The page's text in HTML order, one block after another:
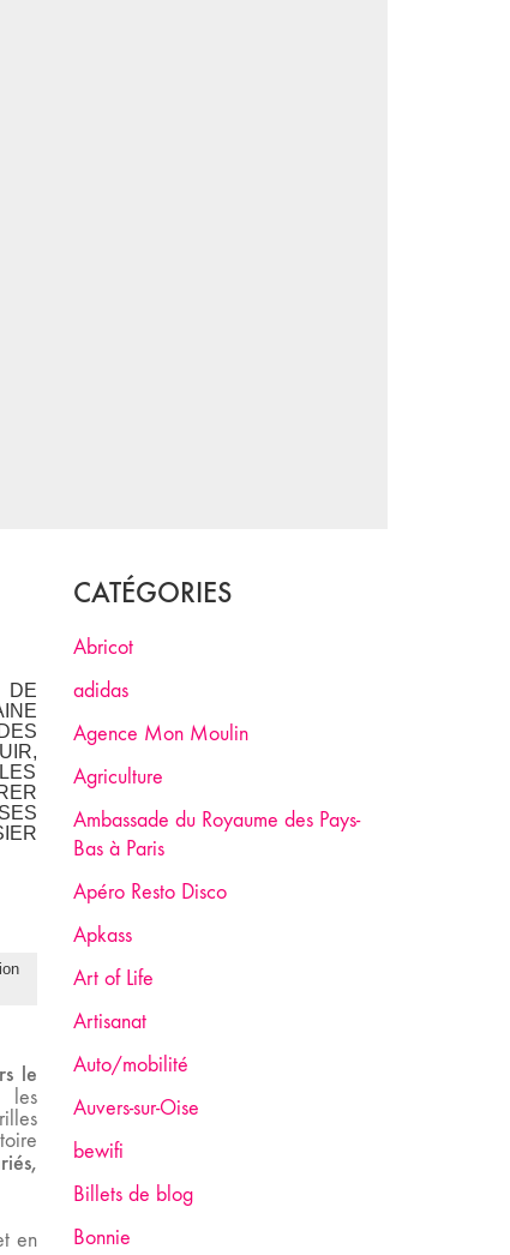
DE
le
les
en
CATÉGORIES
Abricot
adidas
Agence Mon Moulin
Agriculture
Ambassade du Royaume des Pays-
Bas à Paris
Apéro Resto Disco
Apkass
Art of Life
Artisanat
Auto/mobilité
Auvers-sur-Oise
bewifi
Billets de blog
Bonnie